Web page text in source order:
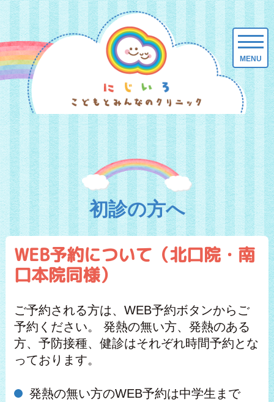
初診の方へ
WEB予約について（北口院・南
口本院同様）
ご予約される方は、WEB予約ボタンからご
予約ください。 発熱の無い方、発熱のある
方、予防接種、健診はそれぞれ時間予約とな
っております。
発熱の無い方のWEB予約は中学生まで